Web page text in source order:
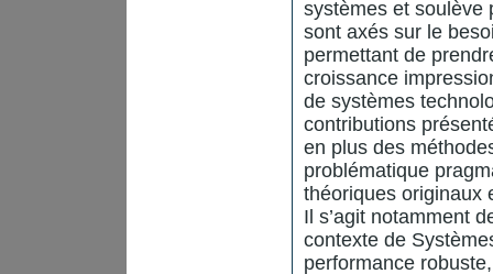
systèmes et soulève
sont axés sur le
permettant de
croissance
de systèmes
contributions
en plus des
problématique
théoriques originaux
Il s’agit notamment
contexte de
performance